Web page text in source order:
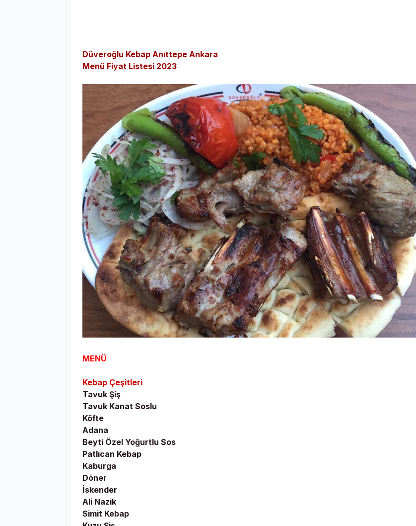
Düveroğlu Kebap Anıttepe Ankara
Menü Fiyat Listesi 2023
MENÜ
Kebap Çeşitleri
Tavuk Şiş
Tavuk Kanat Soslu
Köfte
Adana
Beyti Özel Yoğurtlu Sos
Patlıcan Kebap
Kaburga
Döner
İskender
Ali Nazik
Simit Kebap